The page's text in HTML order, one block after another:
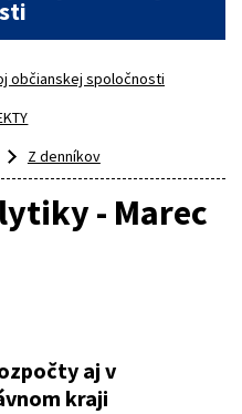
občianskej spoločnosti
Z denníkov
- Marec
aj v
kraji